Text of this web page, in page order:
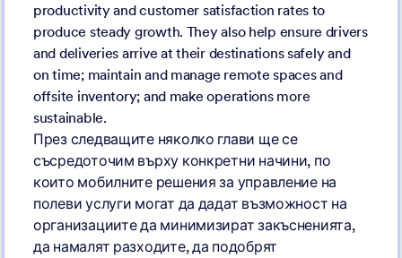
productivity and customer satisfaction rates to
produce steady growth. They also help ensure drivers
and deliveries arrive at their destinations safely and
on time; maintain and manage remote spaces and
offsite inventory; and make operations more
sustainable.
През следващите няколко глави ще се
съсредоточим върху конкретни начини, по
които мобилните решения за управление на
полеви услуги могат да дадат възможност на
организациите да минимизират закъсненията,
да намалят разходите, да подобрят